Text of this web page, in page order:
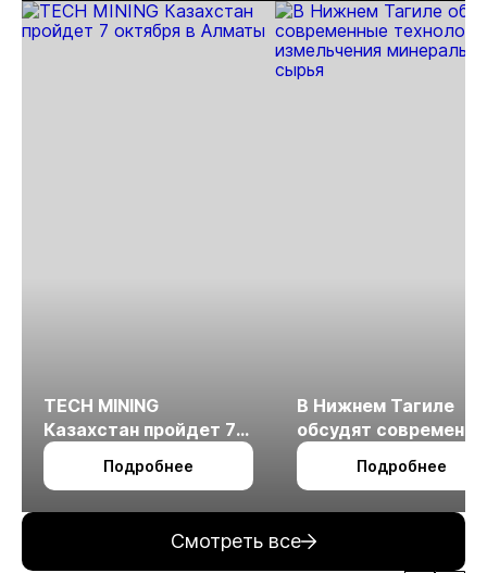
TECH MINING
Казахстан пройдет 7
октября в Алматы
Подробнее
В Нижнем Тагиле
обсудят
технологии
измельчения
Подробнее
Смотреть все